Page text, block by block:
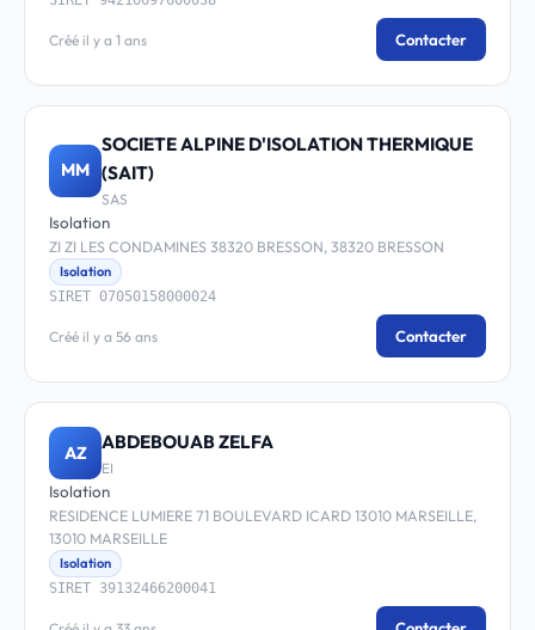
Créé il y a 1 ans Contacter
MM
SOCIETE ALPINE D'ISOLATION THERMIQUE
(SAIT)
SAS
Isolation
ZI ZI LES CONDAMINES 38320 BRESSON, 38320 BRESSON
Isolation
SIRET 07050158000024
Créé il y a 56 ans Contacter
AZ ABDEBOUAB ZELFA
EI
Isolation
RESIDENCE LUMIERE 71 BOULEVARD ICARD 13010 MARSEILLE,
13010 MARSEILLE
Isolation
SIRET 39132466200041